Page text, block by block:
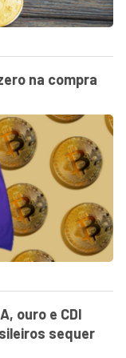
na compra
ouro e CDI
sequer